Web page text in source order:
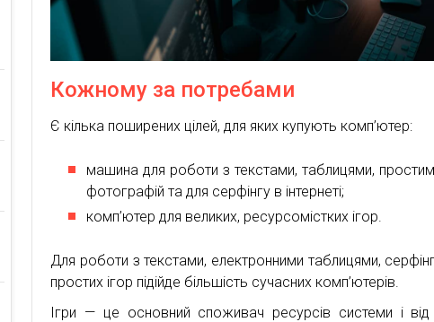
Кожному за потребами
Є кілька поширених цілей, для яких купують комп’ютер:
машина для роботи з текстами, таблицями,
фотографій та для серфінгу в інтернеті;
комп’ютер для великих, ресурсомістких ігор.
Для роботи з текстами, електронними таблицями,
простих ігор підійде більшість сучасних комп’ютерів.
Ігри — це основний споживач ресурсів системи і від